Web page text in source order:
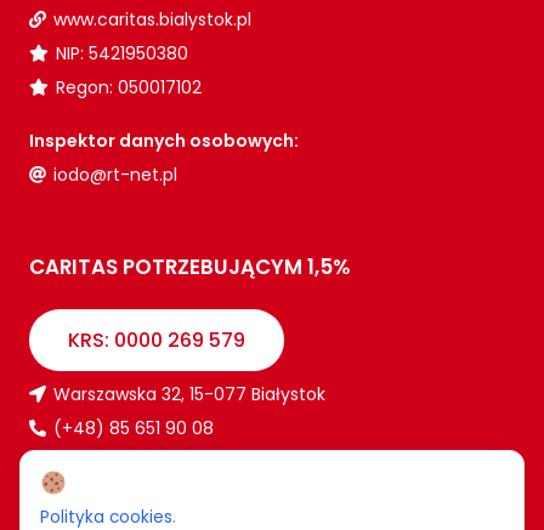
www.caritas.bialystok.pl
NIP: 5421950380
Regon: 050017102
Inspektor danych osobowych:
iodo@rt-net.pl
CARITAS POTRZEBUJĄCYM 1,5%
KRS: 0000 269 579
Warszawska 32, 15-077 Białystok
(+48) 85 651 90 08
bialystok@caritas.pl
Polityka cookies.